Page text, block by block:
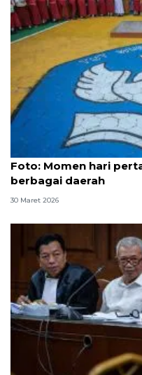
Foto: Momen hari
berbagai daerah
30 Maret 2026